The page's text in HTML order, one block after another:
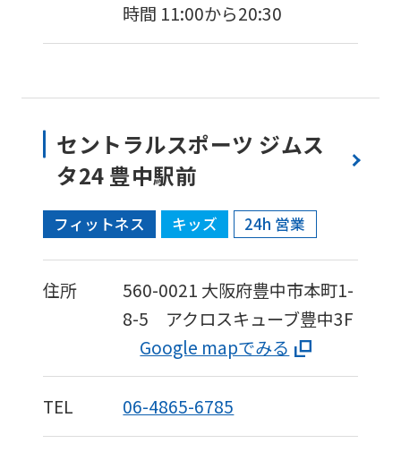
時間 11:00から20:30
セントラルスポーツ ジムス
タ24 豊中駅前
フィットネス キッズ 24h 営業
住所 560-0021 大阪府豊中市本町1-
8-5 アクロスキューブ豊中3F
Google mapでみる
TEL 06-4865-6785